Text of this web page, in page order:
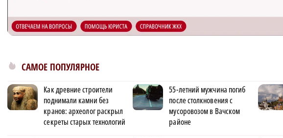
САМОЕ ПОПУЛЯРНОЕ
Как древние строители
поднимали камни без
кранов: археолог раскрыл
секреты старых технологий
55-летний мужчина погиб
после столкновения с
мусоровозом в Вачском
районе